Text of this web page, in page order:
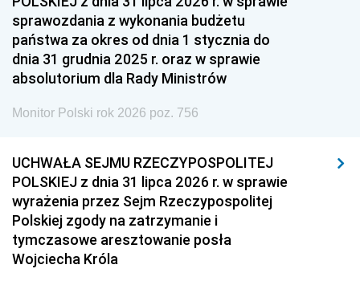
1936 1930
sprawozdania z wykonania budżetu
państwa za okres od dnia 1 stycznia do
dnia 31 grudnia 2025 r. oraz w sprawie
absolutorium dla Rady Ministrów
Monitor Polski rok 2026 poz. 756
UCHWAŁA SEJMU RZECZYPOSPOLITEJ
POLSKIEJ z dnia 31 lipca 2026 r. w sprawie
wyrażenia przez Sejm Rzeczypospolitej
Polskiej zgody na zatrzymanie i
tymczasowe aresztowanie posła
Wojciecha Króla